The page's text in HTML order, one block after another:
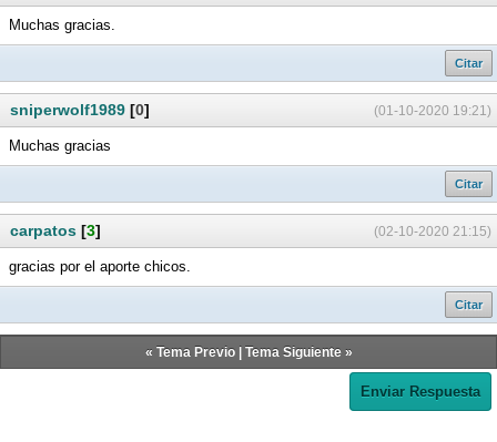
Muchas gracias.
Citar
(01-10-2020 19:21)
sniperwolf1989 [0]
Muchas gracias
Citar
(02-10-2020 21:15)
carpatos [3]
gracias por el aporte chicos.
Citar
« Tema Previo| Tema Siguiente»
Enviar Respuesta